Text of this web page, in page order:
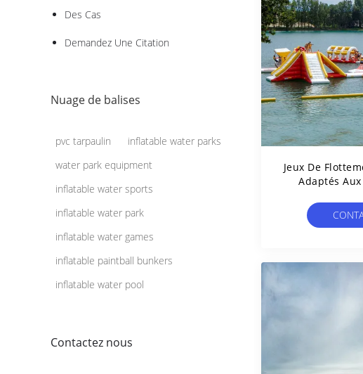
Des Cas
Demandez Une Citation
Nuage de balises
pvc tarpaulin
inflatable water parks
water park equipment
inflatable water sports
inflatable water park
inflatable water games
inflatable paintball bunkers
inflatable water pool
Contactez nous
Jeux De
Adaptés
Aquatique